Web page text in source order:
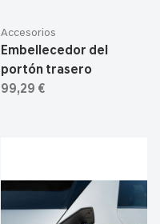
Accesorios
Embellecedor del
portón trasero
99,29 €